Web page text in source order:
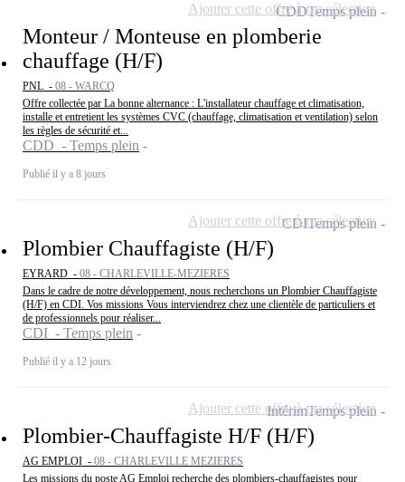
Monteur / Monteuse en plomberie
chauffage (H/F)
PNL - 08 - WARCQ
Offre collectée par La bonne alternance : L'installateur chauffage et climatisation,
installe et entretient les systèmes CVC (chauffage, climatisation et ventilation) selon
les règles de sécurité et...
CDD - Temps plein
Publié il y a 8 jours
CDDTemps plein
Ajouter cette offre à ma sélection
Plombier Chauffagiste (H/F)
EYRARD - 08 - CHARLEVILLE-MEZIERES
Dans le cadre de notre développement, nous recherchons un Plombier Chauffagiste
(H/F) en CDI. Vos missions Vous interviendrez chez une clientèle de particuliers et
de professionnels pour réaliser...
CDI - Temps plein
Publié il y a 12 jours
CDITemps plein
Ajouter cette offre à ma sélection
Plombier-Chauffagiste H/F (H/F)
AG EMPLOI - 08 - CHARLEVILLE MEZIERES
Les missions du poste AG Emploi recherche des plombiers-chauffagistes pour
IntérimTemps plein
Ajouter cette offre à ma sélection